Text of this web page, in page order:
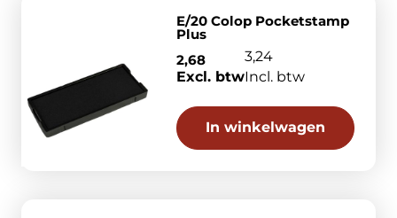
E/20 Colop Pocketstamp
Plus
2,68
Excl. btw
3,24
Incl. btw
In winkelwagen